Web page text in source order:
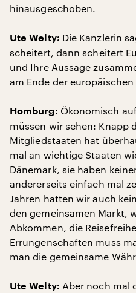
hinausgeschoben.
Ute Welty: Die Kanzlerin
scheitert, dann scheitert
und Ihre Aussage
am Ende der europäischen
Homburg: Ökonomisch
müssen wir sehen: Knapp
Mitgliedstaaten hat
mal an wichtige Staaten
Dänemark, sie haben
andererseits einfach mal
Jahren hatten wir auch
den gemeinsamen Markt,
Abkommen, die
Errungenschaften muss
man die gemeinsame
Ute Welty: Aber noch mal